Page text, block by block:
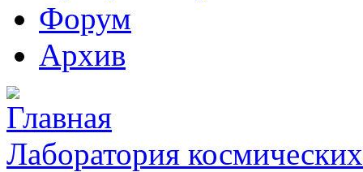
Форум
Архив
Лаборатория